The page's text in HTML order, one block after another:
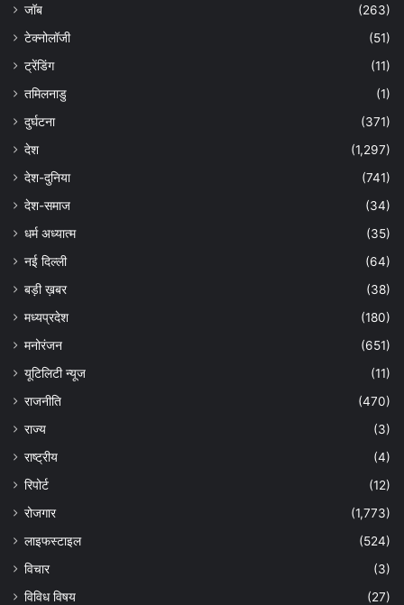
जॉब
(263)
टेक्नोलॉजी
(51)
ट्रेंडिंग
(11)
तमिलनाडु
(1)
दुर्घटना
(371)
देश
(1,297)
देश-दुनिया
(741)
देश-समाज
(34)
धर्म अध्यात्म
(35)
नई दिल्ली
(64)
बड़ी ख़बर
(38)
मध्यप्रदेश
(180)
मनोरंजन
(651)
यूटिलिटी न्यूज
(11)
राजनीति
(470)
राज्य
(3)
राष्ट्रीय
(4)
रिपोर्ट
(12)
रोजगार
(1,773)
लाइफस्टाइल
(524)
विचार
(3)
विविध विषय
(27)